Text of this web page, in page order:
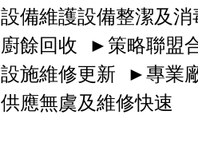
設備維護設備整潔及消
廚餘回收 ►策略聯盟
設施維修更新 ►專業
供應無虞及維修快速